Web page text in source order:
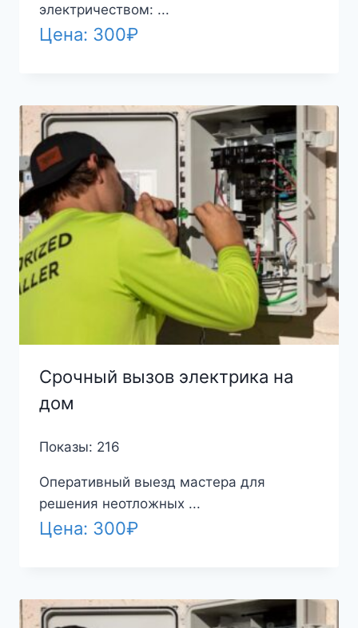
электричеством: ...
Цена: 300₽
Срочный вызов электрика на
дом
Показы: 216
Оперативный выезд мастера для
решения неотложных ...
Цена: 300₽